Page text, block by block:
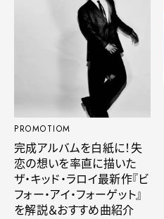
PROMOTIOM
完成アルバムを白紙に！失
恋の想いを率直に描いた
ザ・キッド・ラロイ最新作『ビ
フォー・アイ・フォーゲット』
を解説＆おすすめ曲紹介